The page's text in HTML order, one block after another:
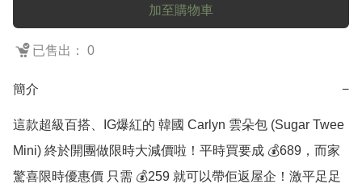
加至購物車
已售出： 0
簡介 −
這款超級百搭、IG爆紅的 韓國 Carlyn 雲朵包 (Sugar Twee
Mini) 終於開團做限時大減價啦！平時買要成 💰689，而家
驚喜限時優惠價 只需 💰259 就可以帶佢返屋企！激平足足